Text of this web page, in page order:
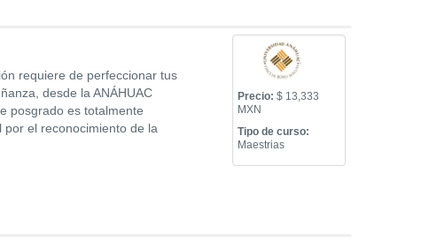
requiere de perfeccionar tus
desde la ANÁHUAC
posgrado es totalmente
el reconocimiento de la
Precio: $ 13,333
MXN
Tipo de curso:
Maestrias